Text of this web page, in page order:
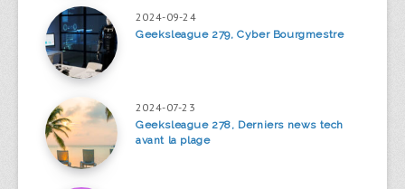
2024-09-24
Geeksleague 279, Cyber Bourgmestre
2024-07-23
Geeksleague 278, Derniers news tech
avant la plage